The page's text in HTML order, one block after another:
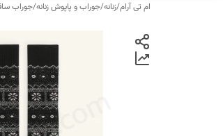
ام تی آرام/زنانه/جوراب و پاپوش زنانه/جوراب